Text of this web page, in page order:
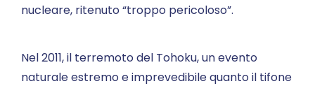
nucleare, ritenuto “troppo pericoloso”.
Nel 2011, il terremoto del Tohoku, un evento
naturale estremo e imprevedibile quanto il tifone